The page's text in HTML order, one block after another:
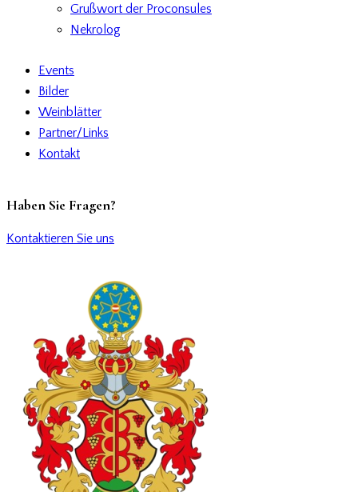
Grußwort der Proconsules
Nekrolog
Events
Bilder
Weinblätter
Partner/Links
Kontakt
Haben Sie Fragen?
Kontaktieren Sie uns